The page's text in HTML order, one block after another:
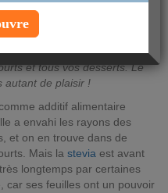
: découvrez trois
et tous vos desserts. Le
autant de plaisir !
additif alimentaire
a envahi les rayons des
et on en trouve dans de
Mais la stevia est avant
longtemps par certaines
car ses feuilles ont un pouvoir